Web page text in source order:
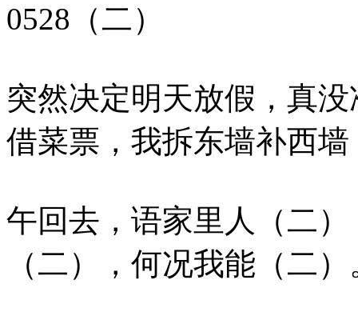
0528（二）
突然决定明天放假，真
借菜票，我拆东墙补西
午回去，语家里人（二
（二），何况我能（二）